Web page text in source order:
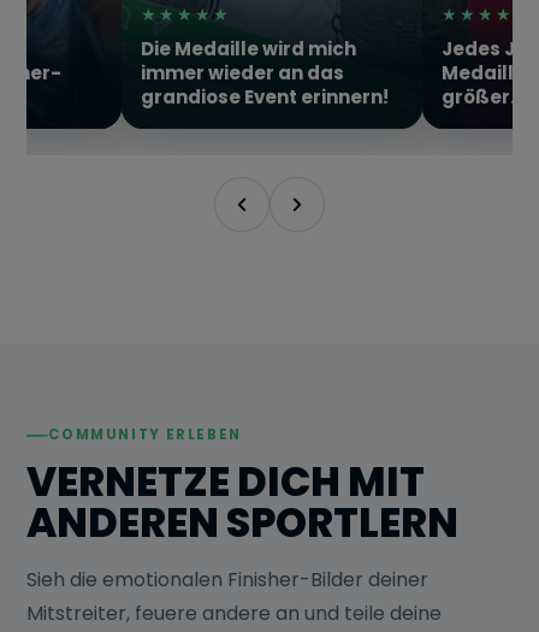
das
★★★★★
Jedes Jahr wird die
Medaillensammlung
größer.
★★★★★
Mein
gefinisht!
erhält
COMMUNITY ERLEBEN
VERNETZE DICH MIT
ANDEREN SPORTLERN
Sieh die emotionalen Finisher-Bilder deiner
Mitstreiter, feuere andere an und teile deine